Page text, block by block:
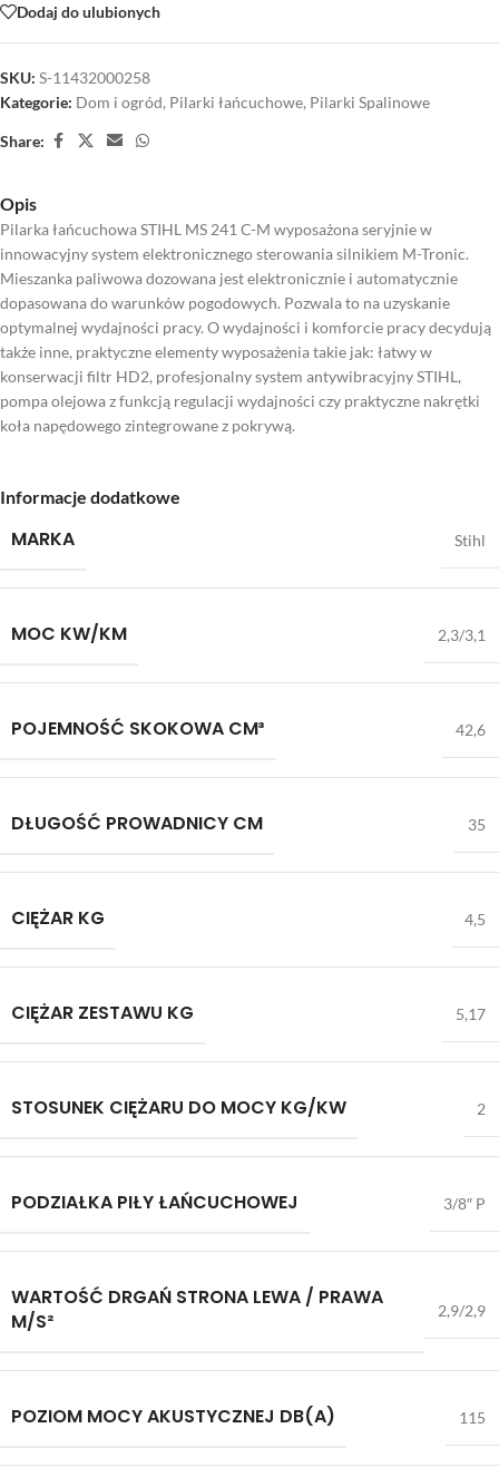
Dodaj do ulubionych
SKU: S-11432000258
Kategorie: Dom i ogród, Pilarki łańcuchowe, Pilarki Spalinowe
Share:
Opis
Pilarka łańcuchowa STIHL MS 241 C-M wyposażona seryjnie w
innowacyjny system elektronicznego sterowania silnikiem M-Tronic.
Mieszanka paliwowa dozowana jest elektronicznie i automatycznie
dopasowana do warunków pogodowych. Pozwala to na uzyskanie
optymalnej wydajności pracy. O wydajności i komforcie pracy decydują
także inne, praktyczne elementy wyposażenia takie jak: łatwy w
konserwacji filtr HD2, profesjonalny system antywibracyjny STIHL,
pompa olejowa z funkcją regulacji wydajności czy praktyczne nakrętki
koła napędowego zintegrowane z pokrywą.
Informacje dodatkowe
MARKA Stihl
MOC KW/KM 2,3/3,1
POJEMNOŚĆ SKOKOWA CM³ 42,6
DŁUGOŚĆ PROWADNICY CM 35
CIĘŻAR KG 4,5
CIĘŻAR ZESTAWU KG 5,17
STOSUNEK CIĘŻARU DO MOCY KG/KW 2
PODZIAŁKA PIŁY ŁAŃCUCHOWEJ 3/8″ P
WARTOŚĆ DRGAŃ STRONA LEWA / PRAWA
M/S²
2,9/2,9
POZIOM MOCY AKUSTYCZNEJ DB(A) 115